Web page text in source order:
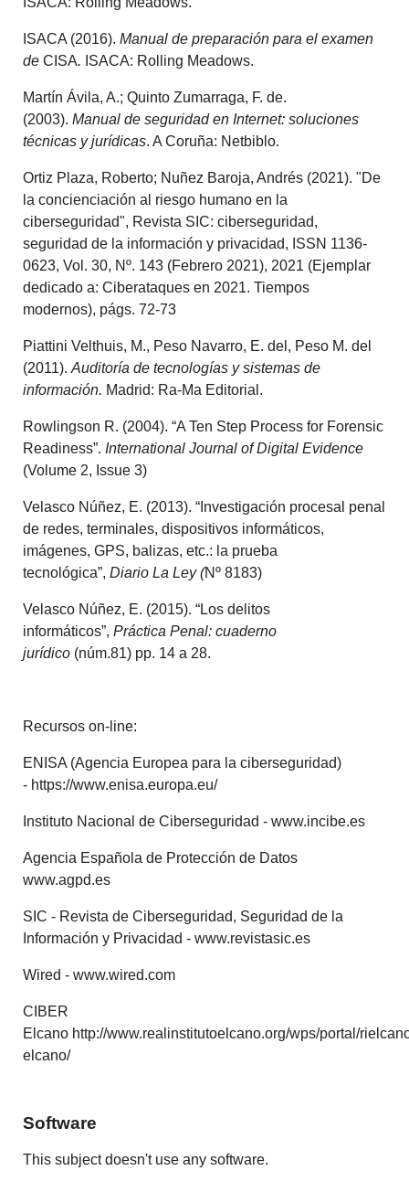
ISACA (2016). Manual de preparación para el examen
deCISA. ISACA: Rolling Meadows.
Martín Ávila, A.; Quinto Zumarraga, F. de.
(2003).Manual de seguridad en Internet: soluciones
técnicas y jurídicas. A Coruña: Netbiblo.
Ortiz Plaza, Roberto; Nuñez Baroja, Andrés (2021). "De
la concienciación al riesgo humano en la
ciberseguridad", Revista SIC: ciberseguridad,
seguridad de la información y privacidad, ISSN 1136-
0623, Vol. 30, Nº. 143 (Febrero 2021), 2021 (Ejemplar
dedicado a: Ciberataques en 2021. Tiempos
modernos), págs. 72-73
Piattini Velthuis, M., Peso Navarro, E. del, Peso M. del
(2011).Auditoría de tecnologías y sistemas de
información. Madrid: Ra-Ma Editorial.
Rowlingson R. (2004). “A Ten Step Process for Forensic
Readiness”. International Journal of Digital Evidence
(Volume 2, Issue 3)
Velasco Núñez, E. (2013). “Investigación procesal penal
de redes, terminales, dispositivos informáticos,
imágenes, GPS, balizas, etc.: la prueba
tecnológica”,Diario La Ley (Nº 8183)
Velasco Núñez, E. (2015). “Los delitos
informáticos”,Práctica Penal: cuaderno
jurídico (núm.81) pp. 14 a 28.
Recursos on-line:
ENISA (Agencia Europea para la ciberseguridad)
- https://www.enisa.europa.eu/
Instituto Nacional de Ciberseguridad - www.incibe.es
Agencia Española de Protección de Datos
www.agpd.es
SIC - Revista de Ciberseguridad, Seguridad de la
Información y Privacidad - www.revistasic.es
Wired - www.wired.com
CIBER
Elcano http://www.realinstitutoelcano.org/wps/portal/
elcano/
Software
This subject doesn't use any software.